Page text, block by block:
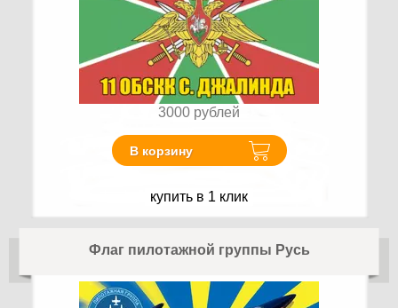
3000 рублей
В корзину
купить в 1 клик
Флаг пилотажной группы Русь